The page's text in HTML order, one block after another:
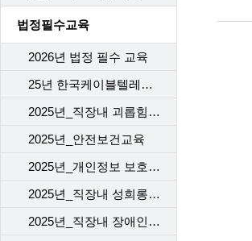
법정필수교육
2026년 법정 필수 교육
25년 한국케이블텔레콤 (개인)정보보호교육
2025년_직장내 괴롭힘 예방
2025년_안전보건교육
2025년_개인정보 보호 교육
2025년_직장내 성희롱 예방 교육
2025년_직장내 장애인 인식 개선 교육_1차